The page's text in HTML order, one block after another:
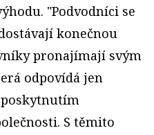
"Podvodníci se
konečnou
pronajímají svým
odpovídá jen
S těmito